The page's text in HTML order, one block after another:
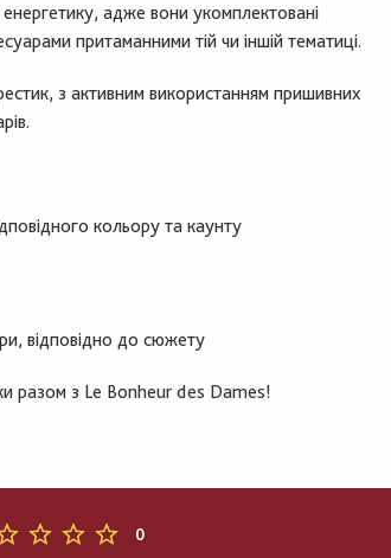
адже вони укомплектовані
притаманними тій чи іншій тематиці.
з активним використанням пришивних
кольору та каунту
відповідно до сюжету
разом з Le Bonheur des Dames!
0